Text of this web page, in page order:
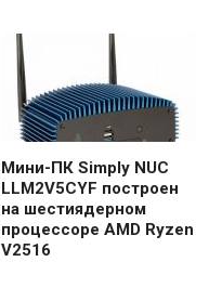
Мини-ПК Simply NUC
LLM2V5CYF построен
на шестиядерном
процессоре AMD Ryzen
V2516